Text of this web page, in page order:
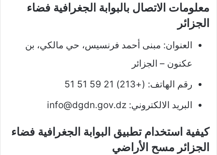
معلومات الاتصال بالبوابة الجغرافية فضاء
الجزائر
العنوان: مبنى أحمد فرنسيس، حي مالكي، بن
عكنون – الجزائر
رقم الهاتف: (+213) 21 59 51 51
البريد الالكتروني: info@dgdn.gov.dz
كيفية استخدام تطبيق البوابة الجغرافية فضاء
الجزائر مسح الأراضي